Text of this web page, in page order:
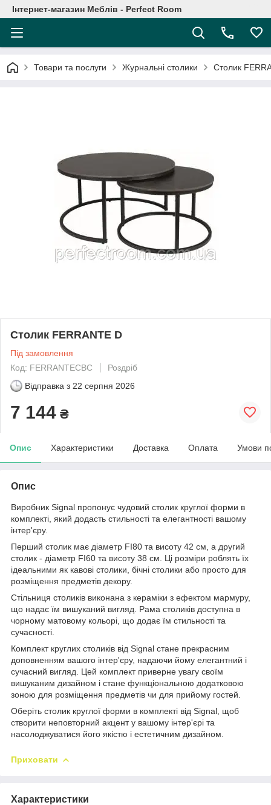
Інтернет-магазин Меблів - Perfect Room
Товари та послуги Журнальні столики Столик
Столик FERRANTE D
Під замовлення
Код: FERRANTECBC
Роздріб
Відправка з 22 серпня 2026
7 144 ₴
Опис Характеристики Доставка Оплата Умови
Опис
Виробник Signal пропонує чудовий столик круглої форми в
комплекті, який додасть стильності та елегантності вашому
інтер'єру.
Перший столик має діаметр FI80 та висоту 42 см, а другий
столик - діаметр FI60 та висоту 38 см. Ці розміри роблять їх
ідеальними як кавові столики, бічні столики або просто для
розміщення предметів декору.
Стільниця столиків виконана з кераміки з ефектом мармуру,
що надає їм вишуканий вигляд. Рама столиків доступна в
чорному матовому кольорі, що додає їм стильності та
сучасності.
Комплект круглих столиків від Signal стане прекрасним
доповненням вашого інтер'єру, надаючи йому елегантний і
сучасний вигляд. Цей комплект приверне увагу своїм
вишуканим дизайном і стане функціональною додатковою
зоною для розміщення предметів чи для прийому гостей.
Оберіть столик круглої форми в комплекті від Signal, щоб
створити неповторний акцент у вашому інтер'єрі та
насолоджуватися його якістю і естетичним дизайном.
Приховати
Характеристики